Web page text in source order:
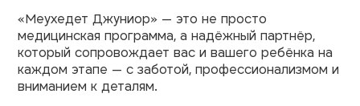
«Меухедет Джуниор» — это не просто
медицинская программа, а надёжный партнёр,
который сопровождает вас и вашего ребёнка на
каждом этапе — с заботой, профессионализмом и
вниманием к деталям.